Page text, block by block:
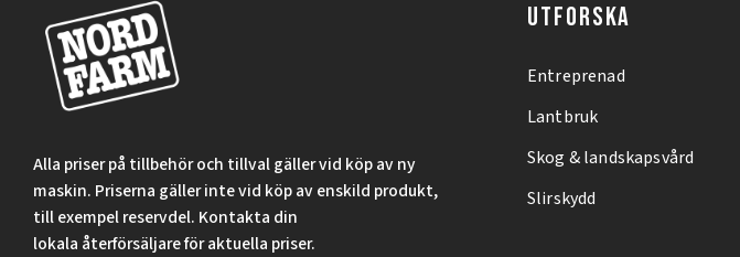
Alla priser på tillbehör och tillval gäller vid köp av ny
maskin. Priserna gäller inte vid köp av enskild produkt,
till exempel reservdel. Kontakta din
lokala återförsäljare för aktuella priser.
UTFORSKA
Entreprenad
Lantbruk
Skog & landskapsvård
Slirskydd